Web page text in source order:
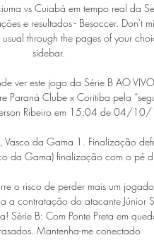
vs Cuiabá em tempo real da
e resultados - Besoccer. Don't
through the pages of your
sidebar.
ver este jogo da Série B AO
Paraná Clube x Coritiba pela
Ribeiro em 15:04 de 04/
Vasco da Gama 1. Finalização
da Gama) finalização com o pé
o risco de perder mais um
a contratação do atacante Júnior
Série B: Com Ponte Preta em
Mantenha-me conectado